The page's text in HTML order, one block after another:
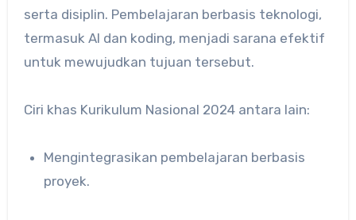
serta disiplin. Pembelajaran berbasis teknologi,
termasuk AI dan koding, menjadi sarana efektif
untuk mewujudkan tujuan tersebut.
Ciri khas Kurikulum Nasional 2024 antara lain:
Mengintegrasikan pembelajaran berbasis
proyek.